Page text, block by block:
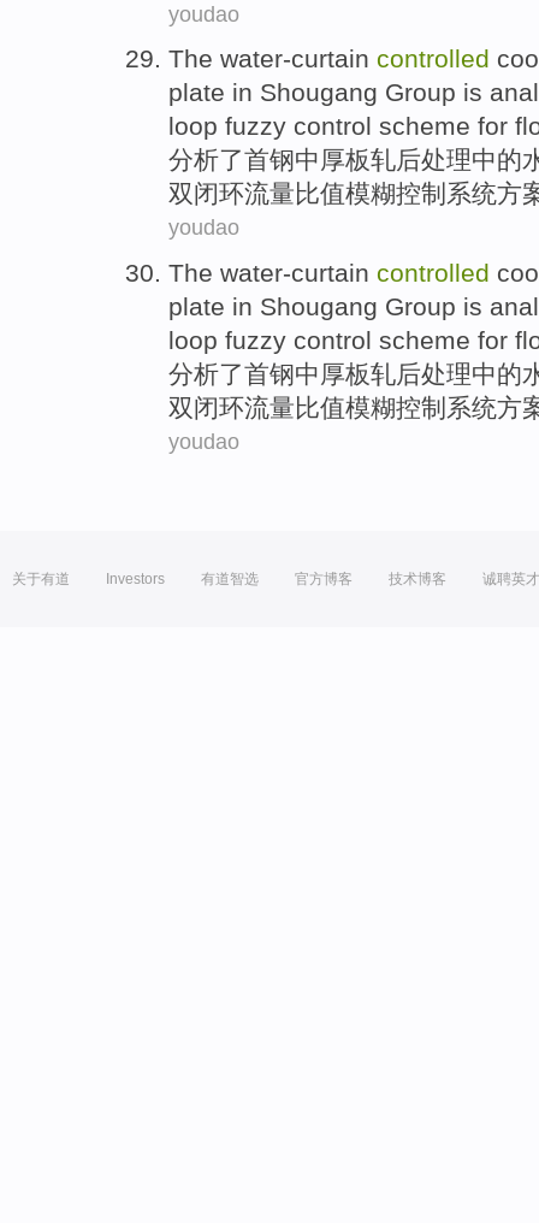
youdao
The water-curtain controlled
plate in Shougang Group is
loop fuzzy control scheme for
分析了首钢中厚板轧后处理中的
双闭环流量比值模糊控制 系统方
youdao
The water-curtain controlled
plate in Shougang Group is
loop fuzzy control scheme for
分析了首钢中厚板轧后处理中的
双闭环流量比值模糊控制 系统方
youdao
关于有道 Investors 有道智选 官方博客 技术博客 诚聘英才